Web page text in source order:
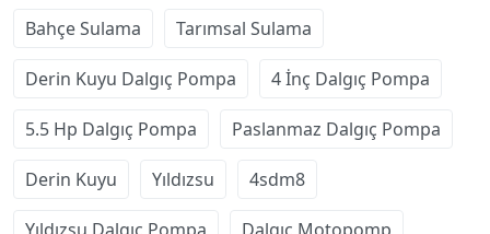
Bahçe Sulama Tarımsal Sulama
Derin Kuyu Dalgıç Pompa 4 İnç Dalgıç Pompa
5.5 Hp Dalgıç Pompa Paslanmaz Dalgıç Pompa
Derin Kuyu Yıldızsu 4sdm8